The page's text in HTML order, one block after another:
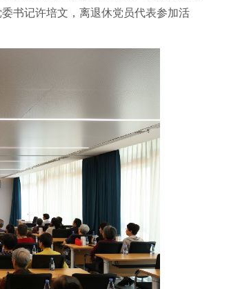
书记许培文，离退休党员代表参加活